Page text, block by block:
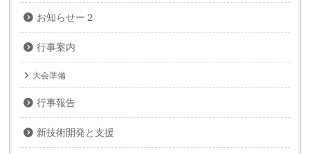
お知らせー２
行事案内
大会準備
行事報告
新技術開発と支援